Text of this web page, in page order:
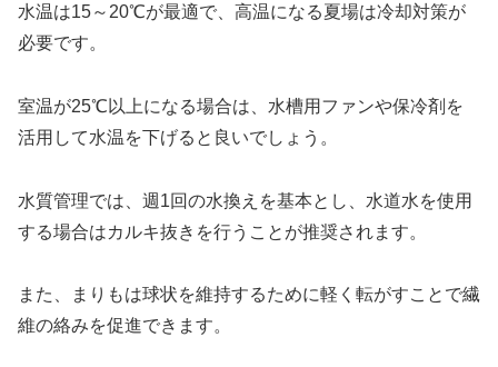
水温は15～20℃が最適で、高温になる夏場は冷却対策が
必要です。
室温が25℃以上になる場合は、水槽用ファンや保冷剤を
活用して水温を下げると良いでしょう。
水質管理では、週1回の水換えを基本とし、水道水を使用
する場合はカルキ抜きを行うことが推奨されます。
また、まりもは球状を維持するために軽く転がすことで繊
維の絡みを促進できます。